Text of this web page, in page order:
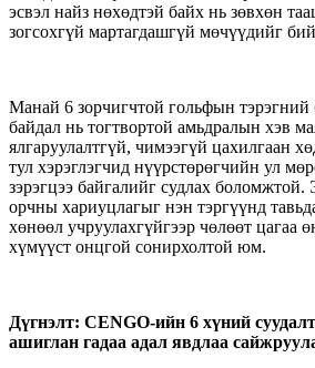
эсвэл найз нөхөдтэй байх нь зөвхөн
зогсохгүй мартагдашгүй мөчүүдийг
Манай 6 зорчигчтой гольфын тэрэгний
байдал нь тогтвортой амьдралын хэв
ялгаруулалтгүй, чимээгүй цахилгаан
тул хэрэглэгчид нүүрстөрөгчийн ул
зэрэгцээ байгалийг судлах боломжтой.
орчны хариуцлагыг нэн тэргүүнд
хөнөөл учруулахгүйгээр чөлөөт цагаа
хүмүүст онцгой сонирхолтой юм.
Дүгнэлт: CENGO-ийн 6 хүний
ашиглан гадаа адал явдлаа